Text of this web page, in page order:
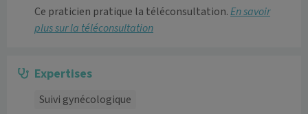
Ce praticien pratique la téléconsultation.En savoir
plus sur la téléconsultation
Expertises
Suivi gynécologique